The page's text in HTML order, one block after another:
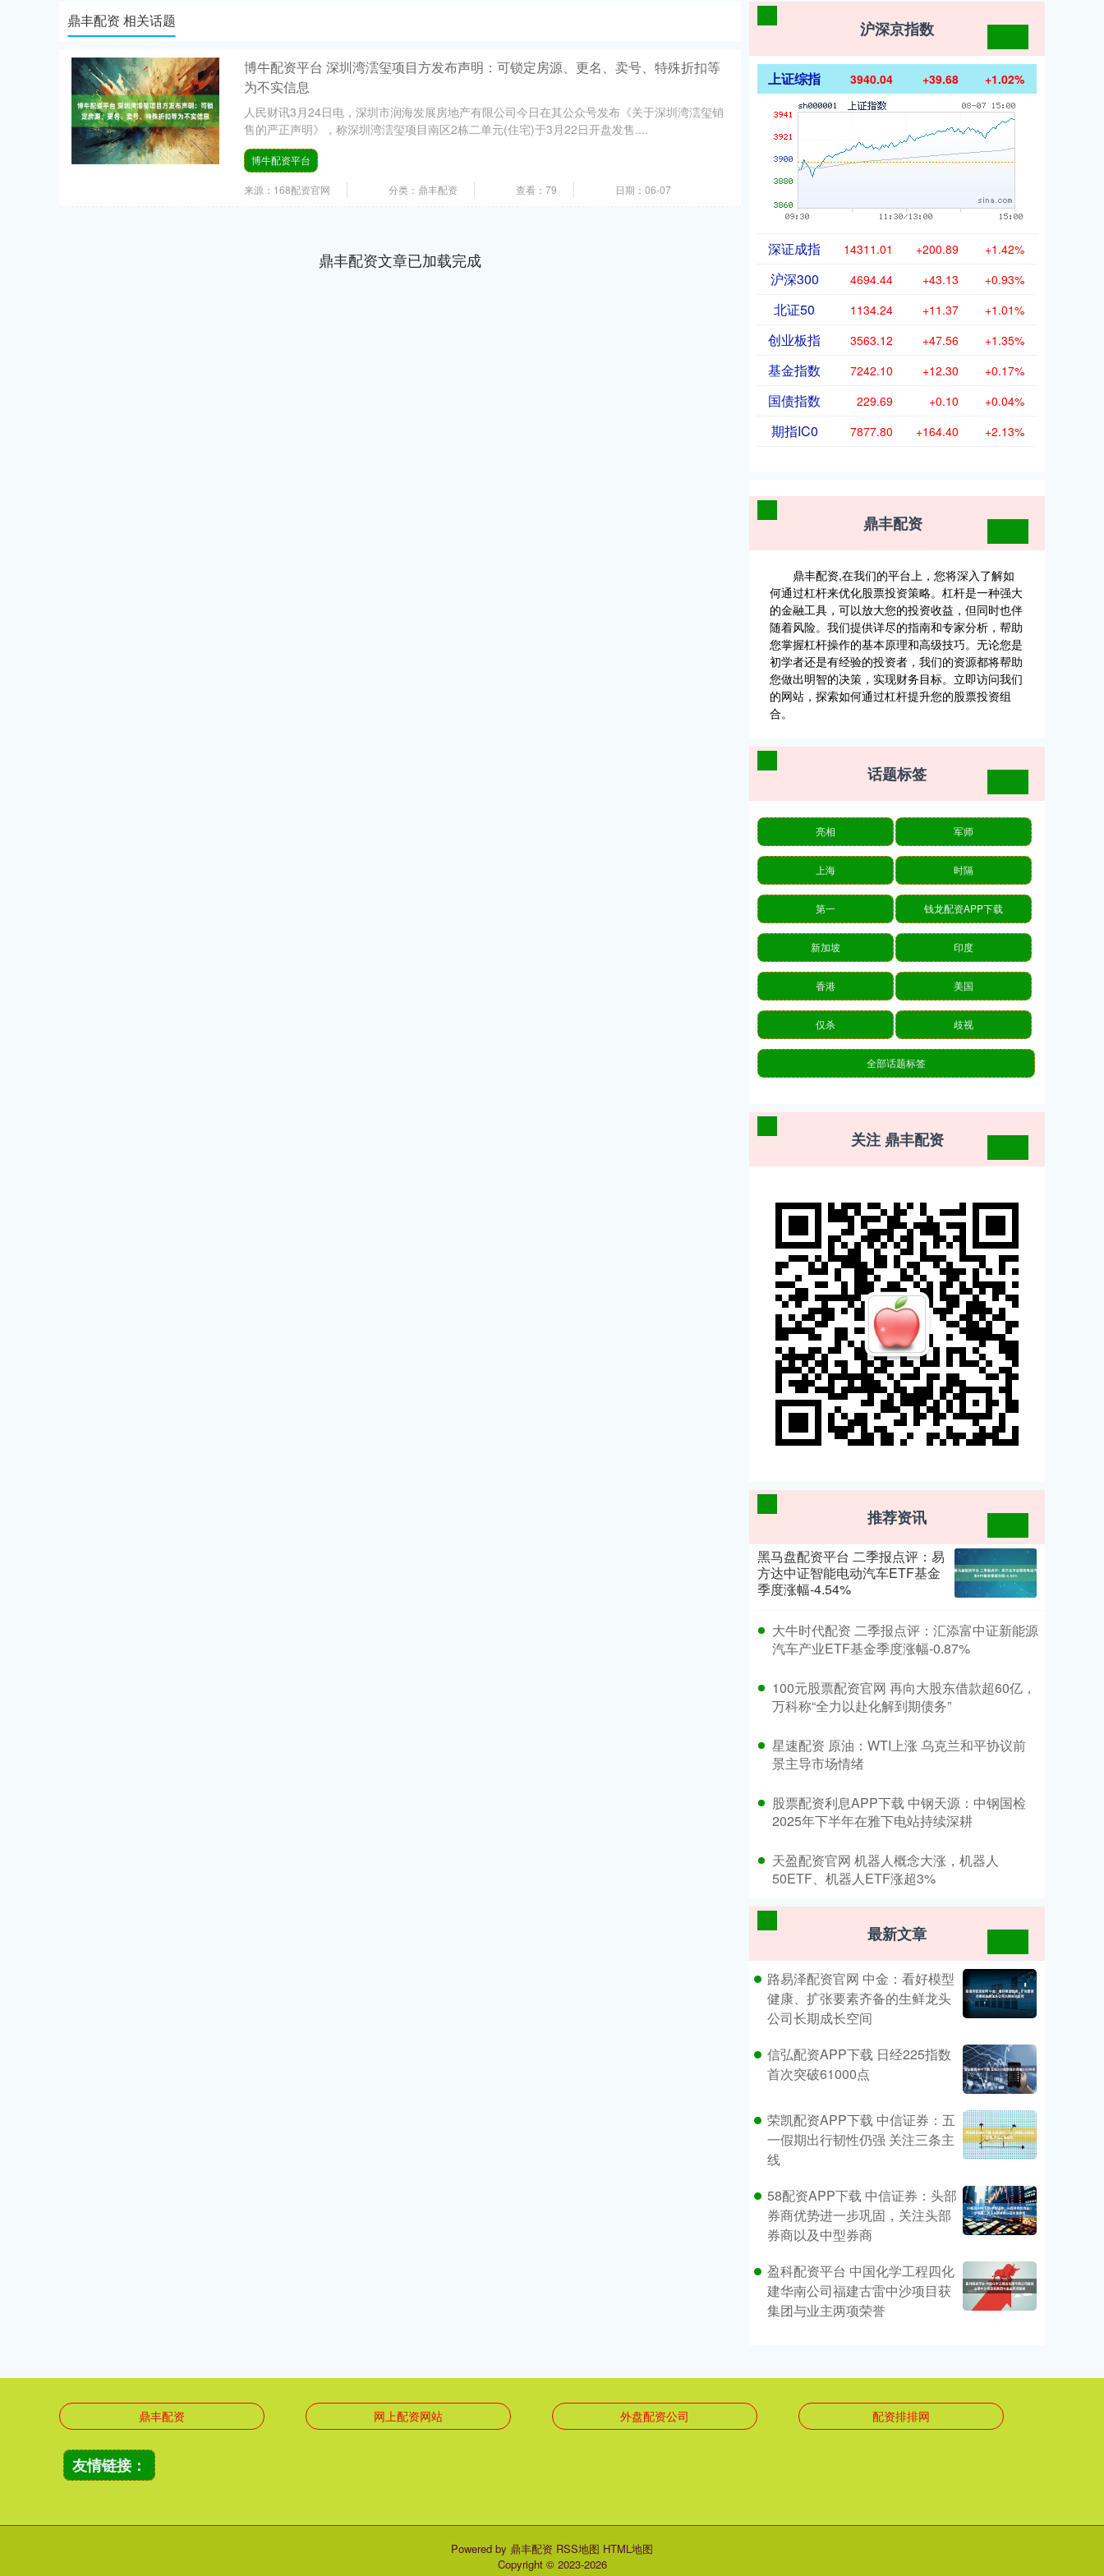
鼎丰配资 相关话题
博牛配资平台 深圳湾澐玺项目方发布声明：可锁定房源、更名、卖号、特殊折扣等
为不实信息
人民财讯3月24日电，深圳市润海发展房地产有限公司今日在其公众号发布《关于深圳湾澐玺销
售的严正声明》，称深圳湾澐玺项目南区2栋二单元(住宅)于3月22日开盘发售....
博牛配资平台
来源：168配资官网 分类：鼎丰配资 查看：79 日期：06-07
鼎丰配资文章已加载完成
沪深京指数
上证综指 3940.04 +39.68 +1.02%
深证成指 14311.01 +200.89 +1.42%
沪深300 4694.44 +43.13 +0.93%
北证50 1134.24 +11.37 +1.01%
创业板指 3563.12 +47.56 +1.35%
基金指数 7242.10 +12.30 +0.17%
国债指数 229.69 +0.10 +0.04%
期指IC0 7877.80 +164.40 +2.13%
鼎丰配资
鼎丰配资,在我们的平台上，您将深入了解如
何通过杠杆来优化股票投资策略。杠杆是一种强大
的金融工具，可以放大您的投资收益，但同时也伴
随着风险。我们提供详尽的指南和专家分析，帮助
您掌握杠杆操作的基本原理和高级技巧。无论您是
初学者还是有经验的投资者，我们的资源都将帮助
您做出明智的决策，实现财务目标。立即访问我们
的网站，探索如何通过杠杆提升您的股票投资组
合。
话题标签
亮相 军师
上海 时隔
第一 钱龙配资APP下载
新加坡 印度
香港 美国
仅杀 歧视
全部话题标签
关注 鼎丰配资
推荐资讯
黑马盘配资平台 二季报点评：易
方达中证智能电动汽车ETF基金
季度涨幅-4.54%
​大牛时代配资 二季报点评：汇添富中证新能源
汽车产业ETF基金季度涨幅-0.87%
​100元股票配资官网 再向大股东借款超60亿，
万科称“全力以赴化解到期债务”
​星速配资 原油：WTI上涨 乌克兰和平协议前
景主导市场情绪
​股票配资利息APP下载 中钢天源：中钢国检
2025年下半年在雅下电站持续深耕
​天盈配资官网 机器人概念大涨，机器人
50ETF、机器人ETF涨超3%
最新文章
路易泽配资官网 中金：看好模型
健康、扩张要素齐备的生鲜龙头
公司长期成长空间
信弘配资APP下载 日经225指数
首次突破61000点
荣凯配资APP下载 中信证券：五
一假期出行韧性仍强 关注三条主
线
58配资APP下载 中信证券：头部
券商优势进一步巩固，关注头部
券商以及中型券商
盈科配资平台 中国化学工程四化
建华南公司福建古雷中沙项目获
集团与业主两项荣誉
鼎丰配资 网上配资网站 外盘配资公司 配资排排网
友情链接：
Powered by 鼎丰配资 RSS地图 HTML地图
Copyright © 2023-2026